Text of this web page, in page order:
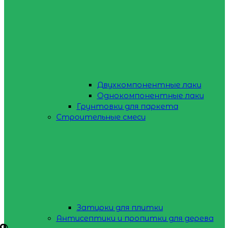
Двухкомпонентные лаки
Однокомпонентные лаки
Грунтовки для паркета
Строительные смеси
Затирки для плитки
Антисептики и пропитки для дерева